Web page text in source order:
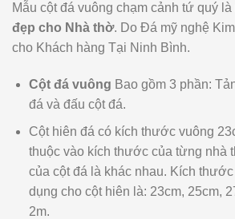
Mẫu cột đá vuông chạm cảnh tứ quý là
đẹp cho Nhà thờ. Do Đá mỹ nghệ
cho Khách hàng Tại Ninh Bình.
Cột đá vuông Bao gồm 3 phần:
đá và đấu cột đá.
Cột hiên đá có kích thước vuông
thuộc vào kích thước của từng nhà
của cột đá là khác nhau. Kích
dụng cho cột hiên là: 23cm, 25cm,
2m.